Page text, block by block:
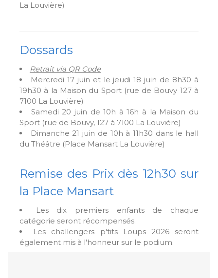
La Louvière)
Dossards
Retrait via QR Code
Mercredi 17 juin et le jeudi 18 juin de 8h30 à
19h30 à la Maison du Sport (rue de Bouvy 127 à
7100 La Louvière)
Samedi 20 juin de 10h à 16h à la Maison du
Sport (rue de Bouvy, 127 à 7100 La Louvière)
Dimanche 21 juin de 10h à 11h30 dans le hall
du Théâtre (Place Mansart La Louvière)
Remise des Prix dès 12h30 sur
la Place Mansart
Les dix premiers enfants de chaque
catégorie seront récompensés.
Les challengers p'tits Loups 2026 seront
également mis à l'honneur sur le podium.